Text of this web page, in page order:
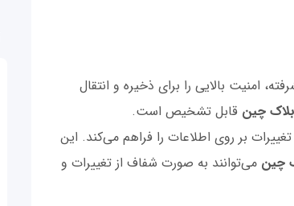
امنیت بالایی را برای ذخیره و انتقال
بلاک چین قابل تشخیص است.
بر روی اطلاعات را فراهم می‌کند. این
چین می‌توانند به صورت شفاف از تغییرات و